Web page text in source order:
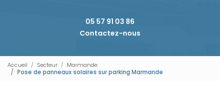
05 57 91 03 86
Contactez-nous
Accueil Secteur
Marmande
Pose de panneaux solaires sur parking Marmande